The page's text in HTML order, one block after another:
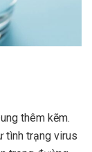
thêm kẽm.
tình trạng virus